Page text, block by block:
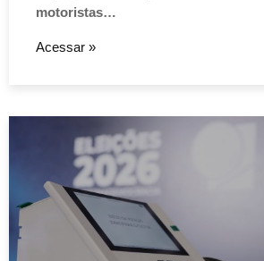
motoristas…
Acessar »